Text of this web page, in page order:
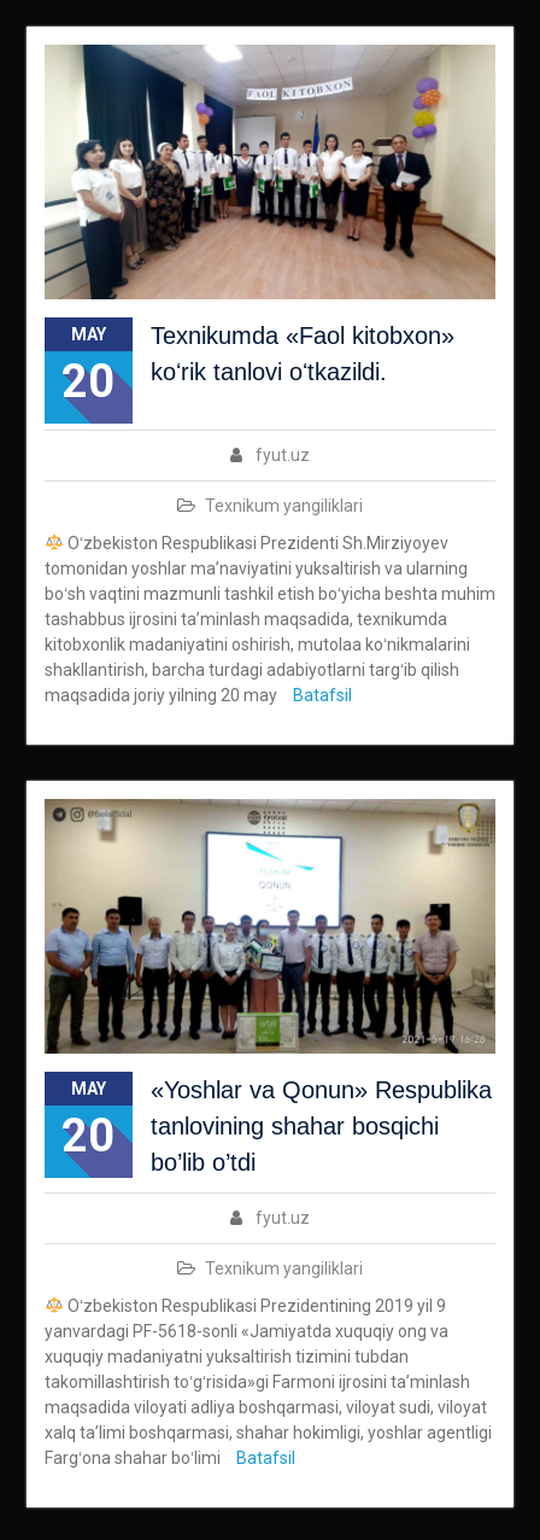
MAY
20
Texnikumda «Faol kitobxon»
koʻrik tanlovi oʻtkazildi.
fyut.uz
Texnikum yangiliklari
Oʻzbekiston Respublikasi Prezidenti Sh.Mirziyoyev
tomonidan yoshlar maʼnaviyatini yuksaltirish va ularning
boʻsh vaqtini mazmunli tashkil etish boʻyicha beshta muhim
tashabbus ijrosini taʼminlash maqsadida, texnikumda
kitobxonlik madaniyatini oshirish, mutolaa koʻnikmalarini
shakllantirish, barcha turdagi adabiyotlarni targʻib qilish
maqsadida joriy yilning 20 may
Batafsil
MAY
20
«Yoshlar va Qonun» Respublika
tanlovining shahar bosqichi
bo’lib o’tdi
fyut.uz
Texnikum yangiliklari
Oʻzbekiston Respublikasi Prezidentining 2019 yil 9
yanvardagi PF-5618-sonli «Jamiyatda xuquqiy ong va
xuquqiy madaniyatni yuksaltirish tizimini tubdan
takomillashtirish toʻgʻrisida»gi Farmoni ijrosini taʼminlash
maqsadida viloyati adliya boshqarmasi, viloyat sudi, viloyat
xalq ta’limi boshqarmasi, shahar hokimligi, yoshlar agentligi
Fargʻona shahar boʻlimi
Batafsil